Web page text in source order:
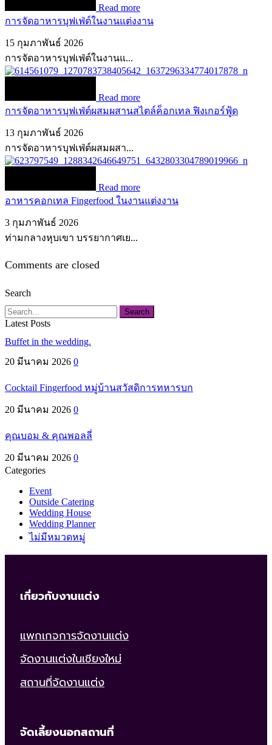
Read more
การจัดอาหารบุฟเฟ่ต์ในงานแต่งงาน
15 กุมภาพันธ์ 2026
การจัดอาหารบุฟเฟ่ต์ในงานแ...
Read more
การจัดอาหารบุฟเฟ่ต์ผสมผสานสไตล์ค็อกเทล ฟิงเกอร์ฟู้ด
13 กุมภาพันธ์ 2026
การจัดอาหารบุฟเฟ่ต์ผสมผสา...
Read more
อาหารคอกเทล Fingerfood ในงานแต่งงาน
3 กุมภาพันธ์ 2026
ท่ามกลางหุบเขา บรรยากาศเย...
Comments are closed
Search
Search
Latest Posts
Buffet in the wedding.
20 มีนาคม 2026 0
Cocktail Fingerfood หมู่บ้านสวัสดิการทหารบก
20 มีนาคม 2026 0
คุณบอม & คุณพอลลี่
20 มีนาคม 2026 0
Categories
Event
Outside Catering
Wedding House
Wedding Planner
ไม่มีหมวดหมู่
เกี่ยวกับงานแต่ง
แพกเกจการจัดงานแต่ง
จัดงานแต่งในเชียงใหม่
สถานที่จัดงานแต่ง
จัดเลี้ยงนอกสถานที่